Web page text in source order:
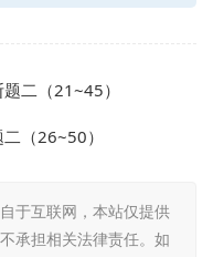
二（21~45）
（26~50）
于互联网，本站仅提供
承担相关法律责任。如